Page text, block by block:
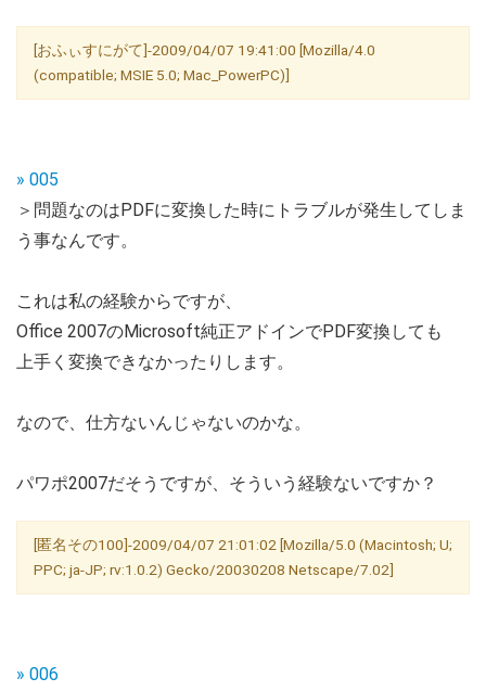
[おふぃすにがて]-2009/04/07 19:41:00 [Mozilla/4.0
(compatible; MSIE 5.0; Mac_PowerPC)]
» 005
＞問題なのはPDFに変換した時にトラブルが発生してしま
う事なんです。
これは私の経験からですが、
Office 2007のMicrosoft純正アドインでPDF変換しても
上手く変換できなかったりします。
なので、仕方ないんじゃないのかな。
パワポ2007だそうですが、そういう経験ないですか？
[匿名その100]-2009/04/07 21:01:02 [Mozilla/5.0 (Macintosh; U;
PPC; ja-JP; rv:1.0.2) Gecko/20030208 Netscape/7.02]
» 006